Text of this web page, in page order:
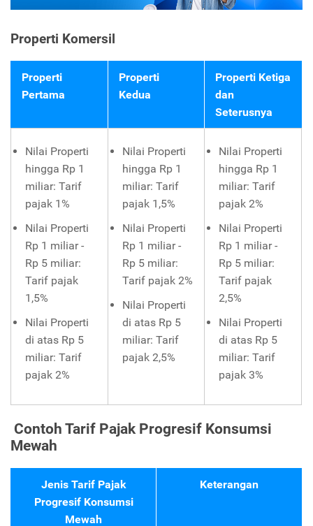
Properti Komersil
Properti
Pertama
Properti
Kedua
Properti Ketiga
dan
Seterusnya
Nilai Properti
hingga Rp 1
miliar: Tarif
pajak 1%
Nilai Properti
Rp 1 miliar -
Rp 5 miliar:
Tarif pajak
1,5%
Nilai Properti
di atas Rp 5
miliar: Tarif
pajak 2%
Nilai Properti
hingga Rp 1
miliar: Tarif
pajak 1,5%
Nilai Properti
Rp 1 miliar -
Rp 5 miliar:
Tarif pajak 2%
Nilai Properti
di atas Rp 5
miliar: Tarif
pajak 2,5%
Nilai Properti
hingga Rp 1
miliar: Tarif
pajak 2%
Nilai Properti
Rp 1 miliar -
Rp 5 miliar:
Tarif pajak
2,5%
Nilai Properti
di atas Rp 5
miliar: Tarif
pajak 3%
Contoh Tarif Pajak Progresif Konsumsi
Mewah
Jenis Tarif Pajak
Progresif Konsumsi
Mewah
Keterangan